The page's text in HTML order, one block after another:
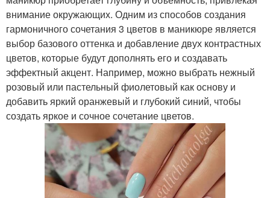
внимание окружающих. Одним из способов создания
гармоничного сочетания 3 цветов в маникюре является
выбор базового оттенка и добавление двух контрастных
цветов, которые будут дополнять его и создавать
эффектный акцент. Например, можно выбрать нежный
розовый или пастельный фиолетовый как основу и
добавить яркий оранжевый и глубокий синий, чтобы
создать яркое и сочное сочетание цветов.